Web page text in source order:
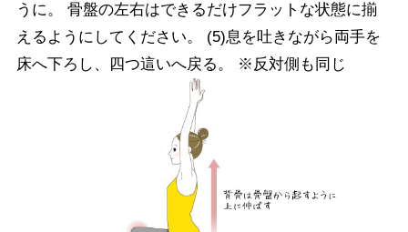
うに。 骨盤の左右はできるだけフラットな状態に揃
えるようにしてください。 (5)息を吐きながら両手を
床へ下ろし、四つ這いへ戻る。 ※反対側も同じ